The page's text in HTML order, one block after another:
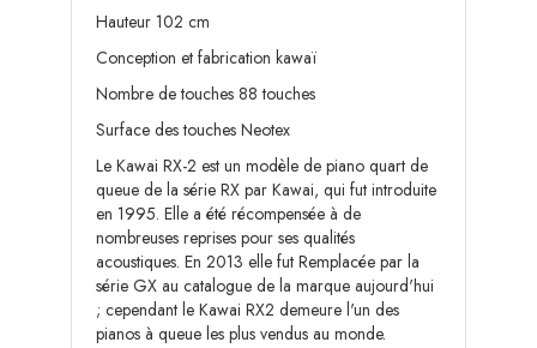
Hauteur 102 cm
Conception et fabrication kawaï
Nombre de touches 88 touches
Surface des touches Neotex
Le Kawai RX-2 est un modèle de piano quart de
queue de la série RX par Kawai, qui fut introduite
en 1995. Elle a été récompensée à de
nombreuses reprises pour ses qualités
acoustiques. En 2013 elle fut Remplacée par la
série GX au catalogue de la marque aujourd'hui
; cependant le Kawai RX2 demeure l'un des
pianos à queue les plus vendus au monde.